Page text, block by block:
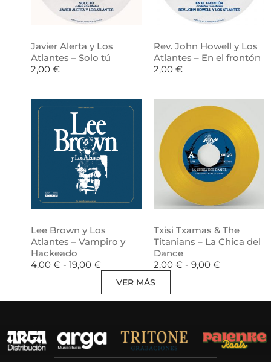
Javier Alerta y Los
Atlantes – Solo tú
2,00 €
Rev. John Howell y Los
Atlantes – En el frontón
2,00 €
Lee Brown y Los
Atlantes – Vampiro y
Hackeado
4,00 € - 19,00 €
Txisi Txamas & The
Titanians – La Chica del
Dance
2,00 € - 9,00 €
VER MÁS